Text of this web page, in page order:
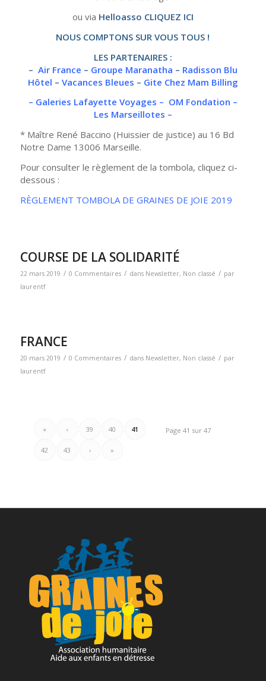
ou via Helloasso CLIQUEZ ICI
NOUS COMPTONS SUR VOUS TOUS !
LES PARTENAIRES :
– Air France – Groupe Maranatha – Radisson Blu
Hôtel – Vacances Bleues – Gite Chez Mam Billing
– Galeries Lafayette Voyages – OM Fondation –
Les Marseillotes –
* Maître René Baccino (Huissier de justice) au 16 Bd
Notre Dame 13006 Marseille.
Pour consulter le règlement de la tombola, cliquez ci-
dessous :
RÈGLEMENT TOMBOLA DE GRAINES DE JOIE 2019
COURSE DE LA SOLIDARITÉ
22 mars 2019 / 0 Commentaires / dans Newsletter, Non classé / par
laurentf
FRANCE
20 mars 2019 / 0 Commentaires / dans Newsletter, Non classé / par
laurentf
Page 41 sur 47
« ‹ 39 40 41
42 43 › »